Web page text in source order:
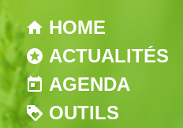
HOME
ACTUALITÉS
AGENDA
OUTILS